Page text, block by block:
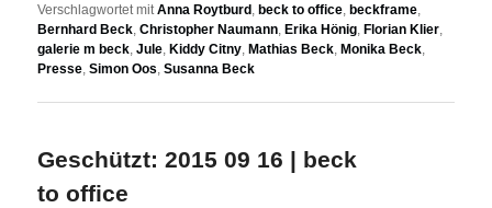
Verschlagwortet mit Anna Roytburd ,beck to office ,beckframe
Bernhard Beck ,Christopher Naumann ,Erika Hönig ,Florian Klier
galerie m beck ,Jule ,Kiddy Citny ,Mathias Beck ,Monika Beck
Presse ,Simon Oos ,Susanna Beck
Geschützt: 2015 09 16 | beck
to office